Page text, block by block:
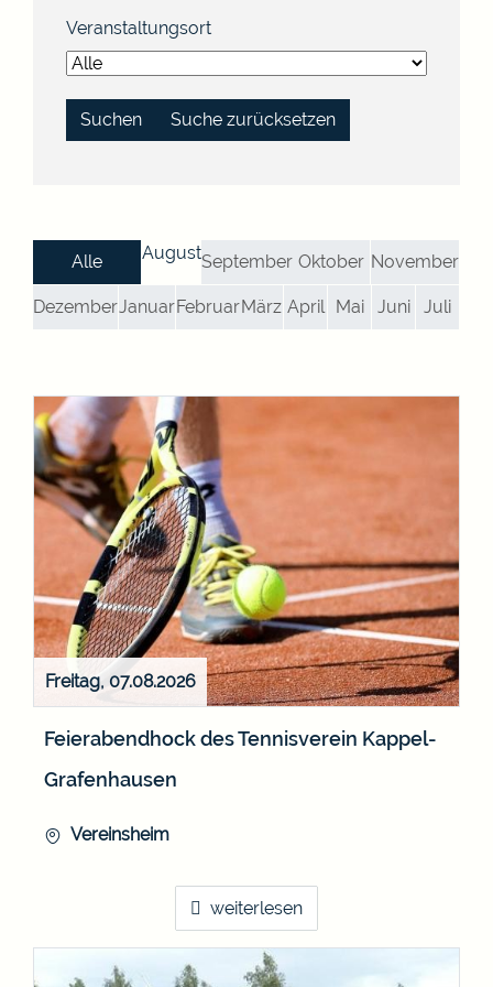
Veranstaltungsort
Suche zurücksetzen
Alle AugustSeptember Oktober November
DezemberJanuarFebruarMärz April Mai Juni Juli
Freitag, 07.08.2026
Feierabendhock des Tennisverein Kappel-
Grafenhausen
Vereinsheim
weiterlesen